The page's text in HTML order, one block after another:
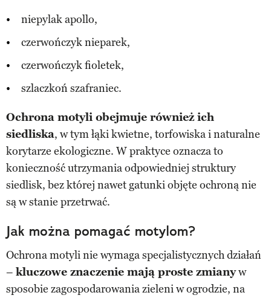
niepylak apollo,
czerwończyk nieparek,
czerwończyk fioletek,
szlaczkoń szafraniec.
Ochrona motyli obejmuje również ich
siedliska, w tym łąki kwietne, torfowiska i naturalne
korytarze ekologiczne. W praktyce oznacza to
konieczność utrzymania odpowiedniej struktury
siedlisk, bez której nawet gatunki objęte ochroną nie
są w stanie przetrwać.
Jak można pomagać motylom?
Ochrona motyli nie wymaga specjalistycznych działań
– kluczowe znaczenie mają proste zmianyw
sposobie zagospodarowania zieleni w ogrodzie, na